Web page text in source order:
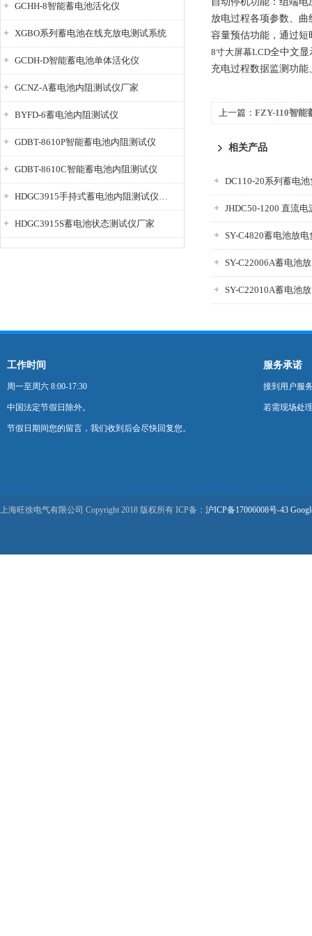
GCHH-8智能蓄电池活化仪
XGBO系列蓄电池在线充放电测试系统
GCDH-D智能蓄电池单体活化仪
GCNZ-A蓄电池内阻测试仪厂家
BYFD-6蓄电池内阻测试仪
GDBT-8610P智能蓄电池内阻测试仪
GDBT-8610C智能蓄电池内阻测试仪
HDGC3915手持式蓄电池内阻测试仪厂家
HDGC3915S蓄电池状态测试仪厂家
放电过程各项参数、
容量预估功能，通过
8寸大屏幕LCD全中文显
充电过程数据监测功能
上一篇： FZY-110智能
相关产品
DC110-20系列蓄电
JHDC50-1200 直流电
SY-C4820蓄电池放电
SY-C22006A蓄电池
SY-C22010A蓄电池
工作时间
周一至周六 8:00-17:30
中国法定节假日除外。
节假日期间您的留言，我们收到后会尽快回复您。
服务承诺
接到用户服
若需现场处
上海旺徐电气有限公司 Copyright 2018 版权所有 ICP备： 沪ICP备17006008号-43